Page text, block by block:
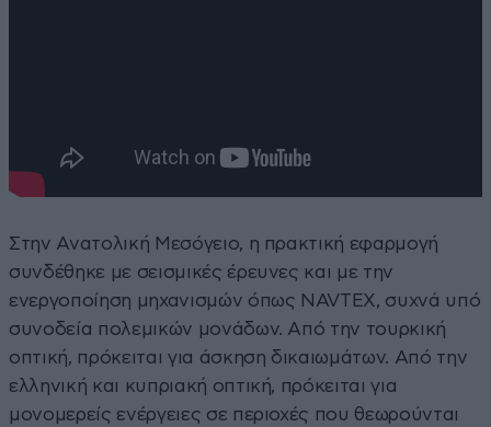
Στην Ανατολική Μεσόγειο, η πρακτική εφαρμογή
συνδέθηκε με σεισμικές έρευνες και με την
ενεργοποίηση μηχανισμών όπως NAVTEX, συχνά υπό
συνοδεία πολεμικών μονάδων. Από την τουρκική
οπτική, πρόκειται για άσκηση δικαιωμάτων. Από την
ελληνική και κυπριακή οπτική, πρόκειται για
μονομερείς ενέργειες σε περιοχές που θεωρούνται